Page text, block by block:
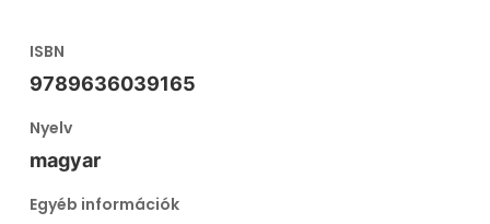
ISBN
9789636039165
Nyelv
magyar
Egyéb információk